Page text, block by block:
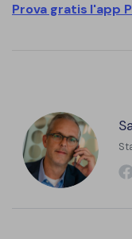
Prova gratis l'app